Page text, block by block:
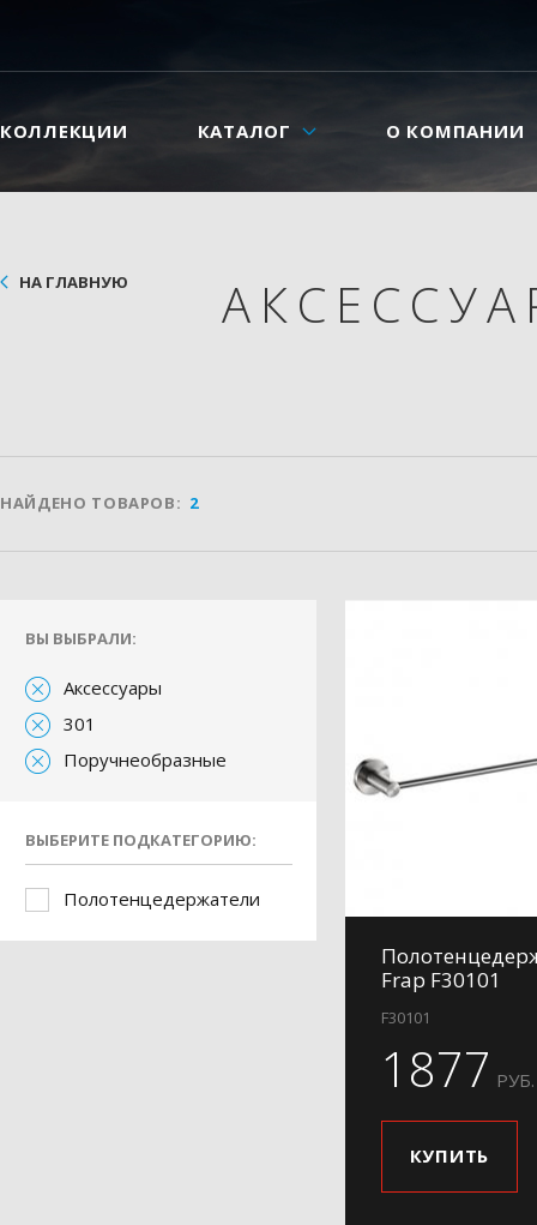
КОЛЛЕКЦИИ КАТАЛОГ О КОМПАНИИ
НА ГЛАВНУЮ
НАЙДЕНО ТОВАРОВ: 2
ВЫ ВЫБРАЛИ:
Аксессуары
301
Поручнеобразные
ВЫБЕРИТЕ ПОДКАТЕГОРИЮ:
Полотенцедержатели
Frap F30101
F30101
1877 РУБ.
КУПИТЬ